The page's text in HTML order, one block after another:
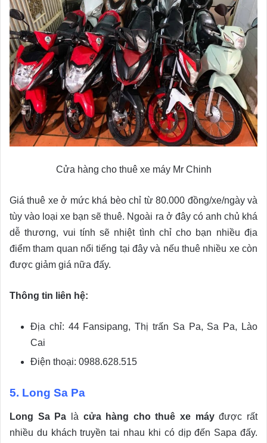
Cửa hàng cho thuê xe máy Mr Chinh
Giá thuê xe ở mức khá bèo chỉ từ 80.000 đồng/xe/ngày và
tùy vào loại xe bạn sẽ thuê. Ngoài ra ở đây có anh chủ khá
dễ thương, vui tính sẽ nhiệt tình chỉ cho bạn nhiều địa
điểm tham quan nổi tiếng tại đây và nếu thuê nhiều xe còn
được giảm giá nữa đấy.
Thông tin liên hệ:
Địa chỉ: 44 Fansipang, Thị trấn Sa Pa, Sa Pa, Lào
Cai
Điện thoại: 0988.628.515
5. Long Sa Pa
Long Sa Pa là cửa hàng cho thuê xe máyđược rất
nhiều du khách truyền tai nhau khi có dịp đến Sapa đấy.